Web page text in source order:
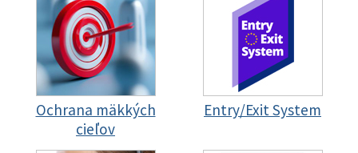
Ochrana mäkkých
cieľov
Entry/Exit System